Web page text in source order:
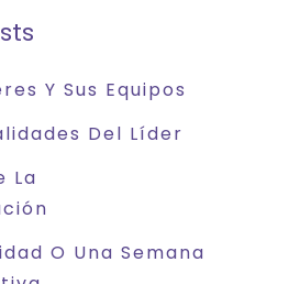
Y Sus Equipos
Del Líder
La
O Una Semana